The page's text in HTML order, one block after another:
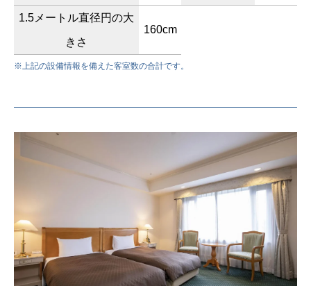
1.5メートル直径円の大
きさ
160cm
※上記の設備情報を備えた客室数の合計です。